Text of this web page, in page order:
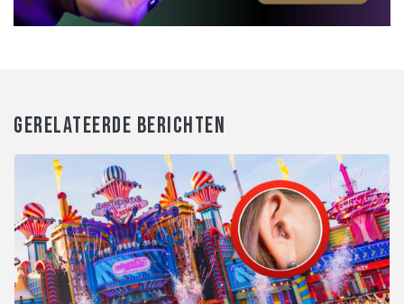
GERELATEERDE BERICHTEN